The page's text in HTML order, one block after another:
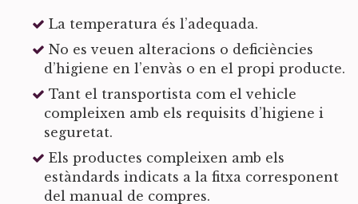
La temperatura és l’adequada.
No es veuen alteracions o deficiències
d’higiene en l’envàs o en el propi producte.
Tant el transportista com el vehicle
compleixen amb els requisits d’higiene i
seguretat.
Els productes compleixen amb els
estàndards indicats a la fitxa corresponent
del manual de compres.